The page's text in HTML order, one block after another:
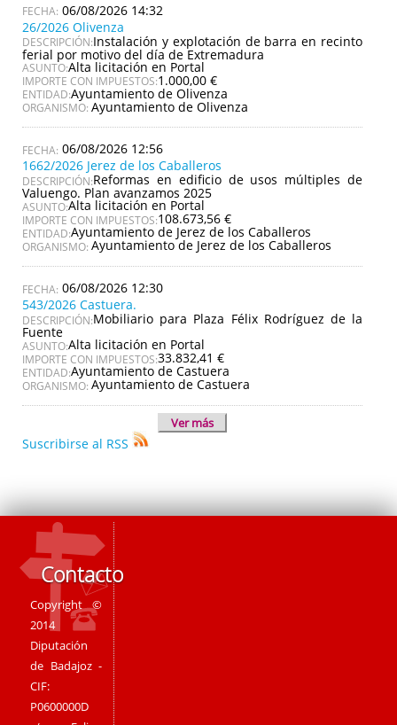
06/08/2026 14:32
26/2026 Olivenza
DESCRIPCIÓN:Instalación y explotación de barra en recinto
ferial por motivo del día de Extremadura
ASUNTO:Alta licitación en Portal
IMPORTE CON IMPUESTOS:1.000,00 €
ENTIDAD:Ayuntamiento de Olivenza
ORGANISMO: Ayuntamiento de Olivenza
06/08/2026 12:56
1662/2026 Jerez de los Caballeros
DESCRIPCIÓN:Reformas en edificio de usos múltiples de
Valuengo. Plan avanzamos 2025
ASUNTO:Alta licitación en Portal
IMPORTE CON IMPUESTOS:108.673,56 €
ENTIDAD:Ayuntamiento de Jerez de los Caballeros
ORGANISMO: Ayuntamiento de Jerez de los Caballeros
06/08/2026 12:30
543/2026 Castuera.
DESCRIPCIÓN:Mobiliario para Plaza Félix Rodríguez de la
Fuente
ASUNTO:Alta licitación en Portal
IMPORTE CON IMPUESTOS:33.832,41 €
ENTIDAD:Ayuntamiento de Castuera
ORGANISMO: Ayuntamiento de Castuera
Ver más
Suscribirse al RSS
Contacto
Copyright ©
2014
Diputación
de Badajoz -
CIF:
P0600000D